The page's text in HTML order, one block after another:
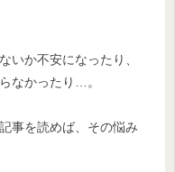
いか不安になったり、
なかったり…。
事を読めば、その悩み